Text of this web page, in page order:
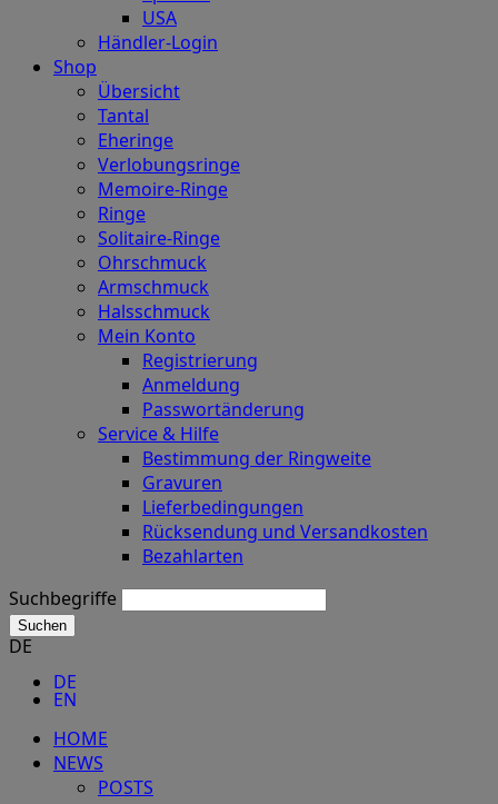
USA
Händler-Login
Shop
Übersicht
Tantal
Eheringe
Verlobungsringe
Memoire-Ringe
Ringe
Solitaire-Ringe
Ohrschmuck
Armschmuck
Halsschmuck
Mein Konto
Registrierung
Anmeldung
Passwortänderung
Service & Hilfe
Bestimmung der Ringweite
Gravuren
Lieferbedingungen
Rücksendung und Versandkosten
Bezahlarten
Suchbegriffe
Suchen
DE
DE
EN
HOME
NEWS
POSTS